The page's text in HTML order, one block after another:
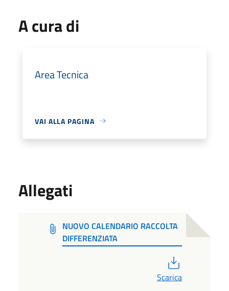
A cura di
Area Tecnica
VAI ALLA PAGINA
Allegati
NUOVO CALENDARIO RACCOLTA
DIFFERENZIATA
Scarica